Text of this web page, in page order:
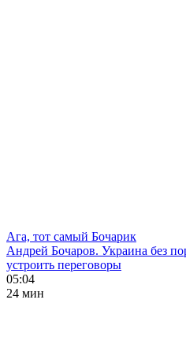
Ага, тот самый Бочарик
Андрей Бочаров. Украина без
устроить переговоры
05:04
24 мин